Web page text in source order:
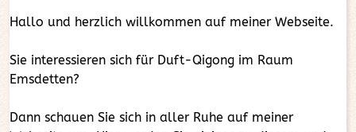
Hallo und herzlich willkommen auf meiner Webseite.
Sie interessieren sich für Duft-Qigong im Raum
Emsdetten?
Dann schauen Sie sich in aller Ruhe auf meiner